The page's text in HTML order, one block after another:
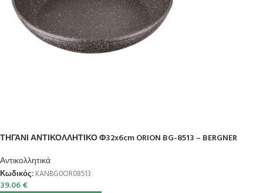
ΤΗΓΑΝΙ ΑΝΤΙΚΟΛΛΗΤΙΚΟ Φ32x6cm ORION BG-8513 – BERGNER
Αντικολλητικά
Κωδικός: KANBG0OR08513
39.06€